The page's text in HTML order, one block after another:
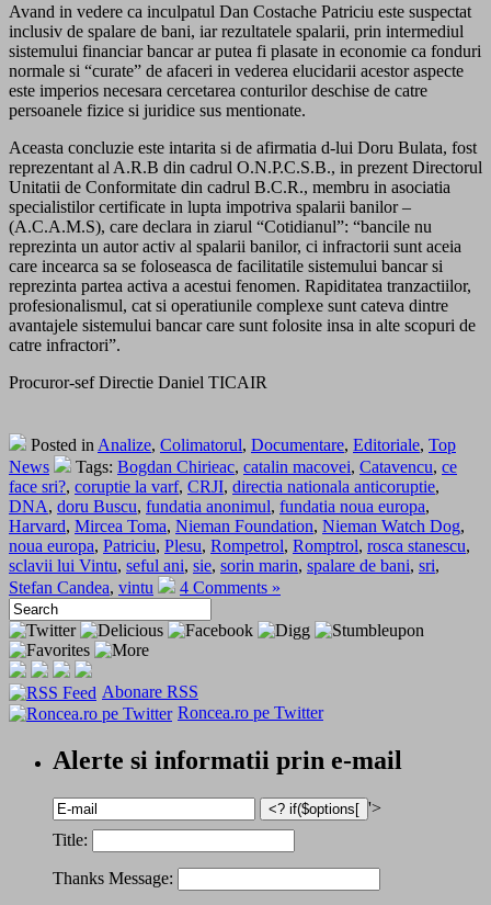
Avand in vedere ca inculpatul Dan Costache Patriciu este suspectat
inclusiv de spalare de bani, iar rezultatele spalarii, prin intermediul
sistemului financiar bancar ar putea fi plasate in economie ca fonduri
normale si “curate” de afaceri in vederea elucidarii acestor aspecte
este imperios necesara cercetarea conturilor deschise de catre
persoanele fizice si juridice sus mentionate.
Aceasta concluzie este intarita si de afirmatia d-lui Doru Bulata, fost
reprezentant al A.R.B din cadrul O.N.P.C.S.B., in prezent Directorul
Unitatii de Conformitate din cadrul B.C.R., membru in asociatia
specialistilor certificate in lupta impotriva spalarii banilor –
(A.C.A.M.S), care declara in ziarul “Cotidianul”: “bancile nu
reprezinta un autor activ al spalarii banilor, ci infractorii sunt aceia
care incearca sa se foloseasca de facilitatile sistemului bancar si
reprezinta partea activa a acestui fenomen. Rapiditatea tranzactiilor,
profesionalismul, cat si operatiunile complexe sunt cateva dintre
avantajele sistemului bancar care sunt folosite insa in alte scopuri de
catre infractori”.
Procuror-sef Directie Daniel TICAIR
Posted in Analize, Colimatorul, Documentare, Editoriale, Top
News
Tags: Bogdan Chirieac, catalin macovei, Catavencu, ce
face sri?, coruptie la varf, CRJI, directia nationala anticoruptie,
DNA, doru Buscu, fundatia anonimul, fundatia noua europa,
Harvard, Mircea Toma, Nieman Foundation, Nieman Watch Dog,
noua europa, Patriciu, Plesu, Rompetrol, Romptrol, rosca stanescu,
sclavii lui Vintu, seful ani, sie, sorin marin, spalare de bani, sri,
Stefan Candea, vintu 4 Comments »
Abonare RSS
Roncea.ro pe Twitter
Alerte si informatii prin e-mail
'>
Title:
Thanks Message: